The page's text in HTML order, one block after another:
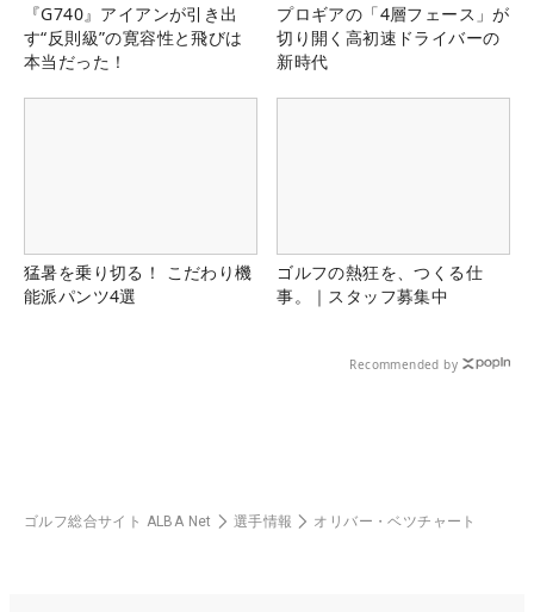
『G740』アイアンが引き出
す“反則級”の寛容性と飛びは
本当だった！
プロギアの「4層フェース」が
切り開く高初速ドライバーの
新時代
猛暑を乗り切る！ こだわり機
能派パンツ4選
ゴルフの熱狂を、つくる仕
事。｜スタッフ募集中
Recommended by
ゴルフ総合サイト ALBA Net 選手情報 オリバー・ベツチャート